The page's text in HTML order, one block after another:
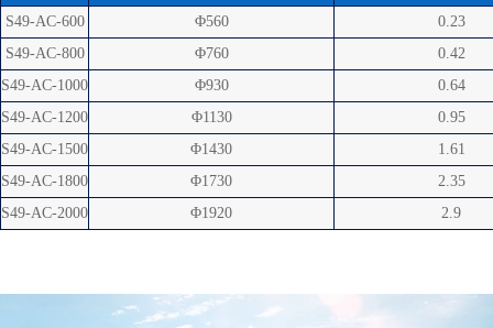
S49-AC-600
Φ560
0.23
S49-AC-800
Φ760
0.42
S49-AC-1000
Φ930
0.64
S49-AC-1200
Φ1130
0.95
S49-AC-1500
Φ1430
1.61
S49-AC-1800
Φ1730
2.35
S49-AC-2000
Φ1920 2.9